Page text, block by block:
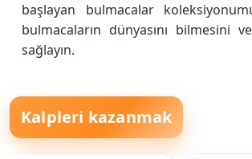
başlayan bulmacalar
bulmacaların dünyasını bilmesini
sağlayın.
Kalpleri kazanmak